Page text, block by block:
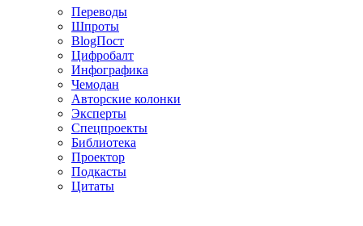
Переводы
Шпроты
BlogПост
Цифробалт
Инфографика
Чемодан
Авторские колонки
Эксперты
Спецпроекты
Библиотека
Проектор
Подкасты
Цитаты